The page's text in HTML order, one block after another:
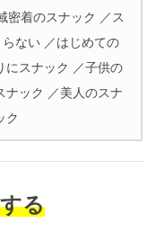
密着のスナック ／ス
ない ／はじめての
にスナック ／子供の
ナック ／美人のスナ
ク
る